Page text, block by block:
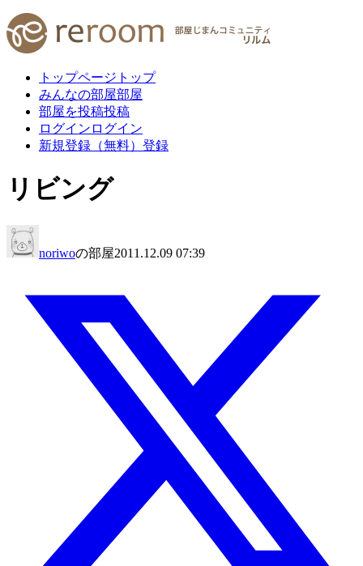
トップページ トップ
みんなの部屋部屋
部屋を投稿投稿
ログイン ログイン
新規登録（無料） 登録
リビング
noriwoの部屋2011.12.09 07:39